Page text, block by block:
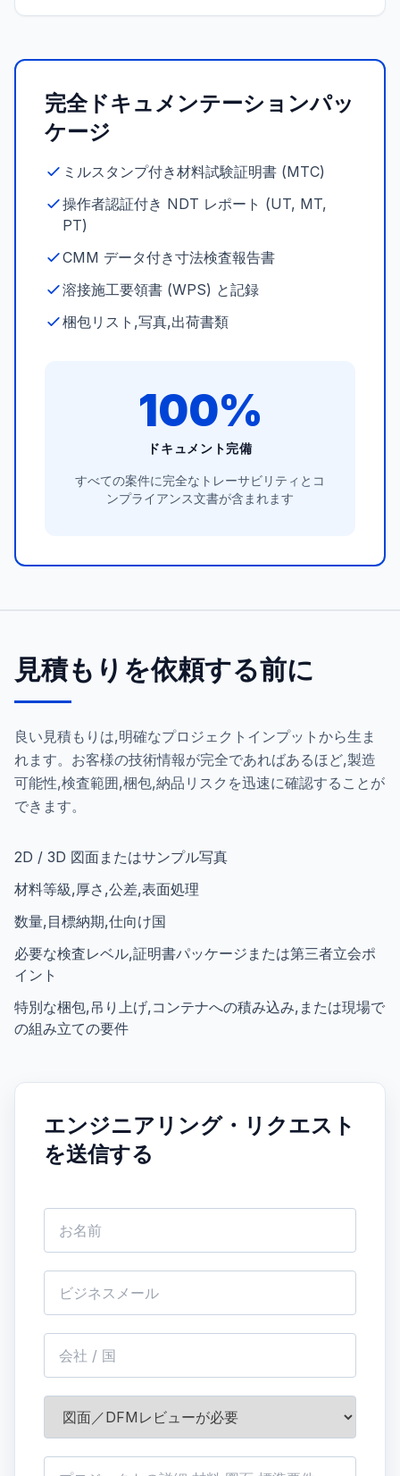
完全ドキュメンテーションパッ
ケージ
ミルスタンプ付き材料試験証明書 (MTC)
操作者認証付き NDT レポート (UT, MT,
PT)
CMM データ付き寸法検査報告書
溶接施工要領書 (WPS) と記録
梱包リスト,写真,出荷書類
100%
ドキュメント完備
すべての案件に完全なトレーサビリティとコ
ンプライアンス文書が含まれます
見積もりを依頼する前に
良い見積もりは,明確なプロジェクトインプットから生ま
れます。お客様の技術情報が完全であればあるほど,製造
可能性,検査範囲,梱包,納品リスクを迅速に確認することが
できます。
2D / 3D 図面またはサンプル写真
材料等級,厚さ,公差,表面処理
数量,目標納期,仕向け国
必要な検査レベル,証明書パッケージまたは第三者立会ポ
イント
特別な梱包,吊り上げ,コンテナへの積み込み,または現場で
の組み立ての要件
エンジニアリング・リクエスト
を送信する